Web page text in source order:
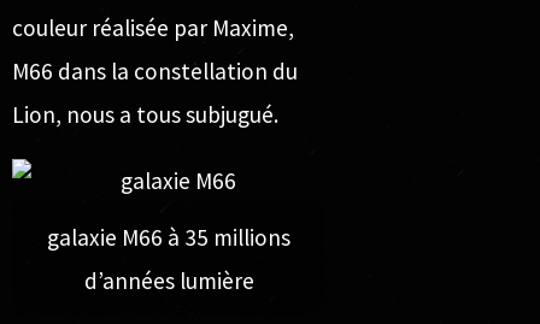
couleur réalisée par Maxime,
M66 dans la constellation du
Lion, nous a tous subjugué.
galaxie M66 à 35 millions
d’années lumière